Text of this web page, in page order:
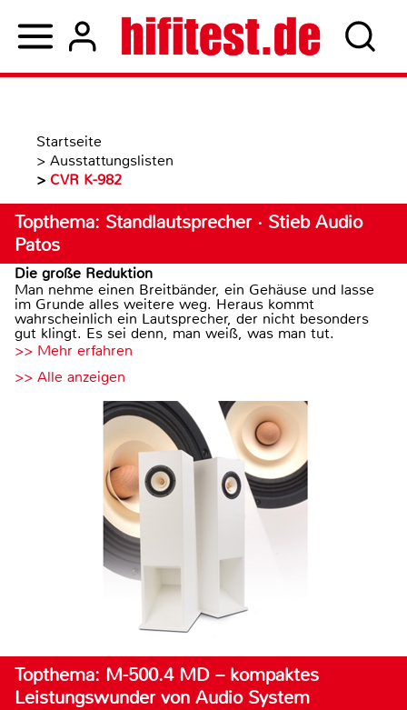
Startseite
> Ausstattungslisten
> CVR K-982
Topthema: Standlautsprecher · Stieb Audio
Patos
Die große Reduktion
Man nehme einen Breitbänder, ein Gehäuse und lasse
im Grunde alles weitere weg. Heraus kommt
wahrscheinlich ein Lautsprecher, der nicht besonders
gut klingt. Es sei denn, man weiß, was man tut.
>> Mehr erfahren
>> Alle anzeigen
Topthema: M-500.4 MD – kompaktes
Leistungswunder von Audio System